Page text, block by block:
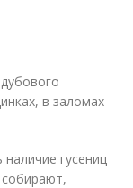
в заломах
гусениц